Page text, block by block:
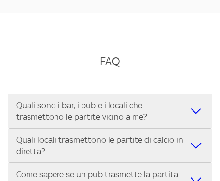
FAQ
Quali sono i bar, i pub e i locali che
trasmettono le partite vicino a me?
Se cerchi un bar, pub, ristorante o locale vicino a te per
vedere le partite di Serie A ENILIVE, la Serie C Sky Wifi, la
UEFA Champions League, la UEFA Europa League, la UEFA
Conference League, il Tennis, la Formula 1®, la MotoGP™ e
Quali locali trasmettono le partite di calcio in
diretta?
Vuoi sapere quali bar, pub o ristoranti mostrano le partite
Come sapere se un pub trasmette la partita